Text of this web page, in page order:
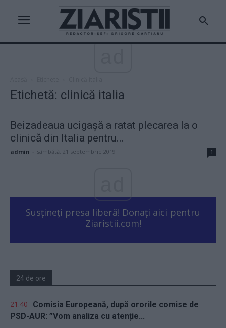
Etichetă: clinică italia
Beizadeaua ucigașă a ratat plecarea la o
clinică din Italia pentru...
admin sâmbătă, 21 septembrie 2019 1
Susțineți presa liberă! Donați aici pentru
Ziaristii.com!
24 de ore
21.40
Comisia Europeană, după ororile comise de
PSD-AUR: ”Vom analiza cu atenție...